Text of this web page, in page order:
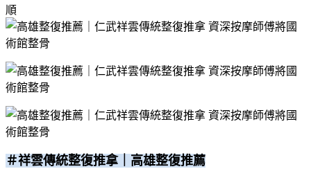
順
＃祥雲傳統整復推拿｜高雄整復推薦